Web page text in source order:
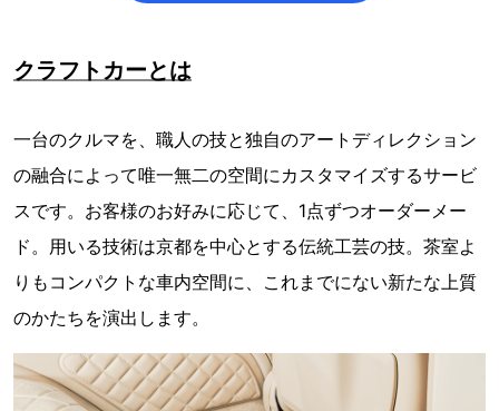
クラフトカーとは
一台のクルマを、職人の技と独自のアートディレクション
の融合によって唯一無二の空間にカスタマイズするサービ
スです。お客様のお好みに応じて、1点ずつオーダーメー
ド。用いる技術は京都を中心とする伝統工芸の技。茶室よ
りもコンパクトな車内空間に、これまでにない新たな上質
のかたちを演出します。